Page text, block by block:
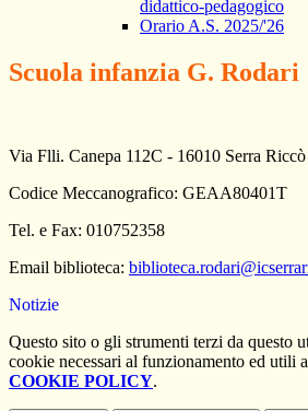
didattico-pedagogico
Orario A.S. 2025/'26
Scuola infanzia G. Rodari
Via Flli. Canepa 112C - 16010 Serra
Codice Meccanografico: GEAA80401T
Tel. e Fax: 010752358
Email biblioteca:
Notizie
Questo sito o gli strumenti terzi da questo
cookie necessari al funzionamento ed utili
COOKIE POLICY.